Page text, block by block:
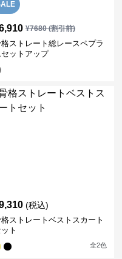
¥7680(割引前)
ストレート総レースペプラ
ットアップ
(税込)
ストレートベストスカート
ト
全2色